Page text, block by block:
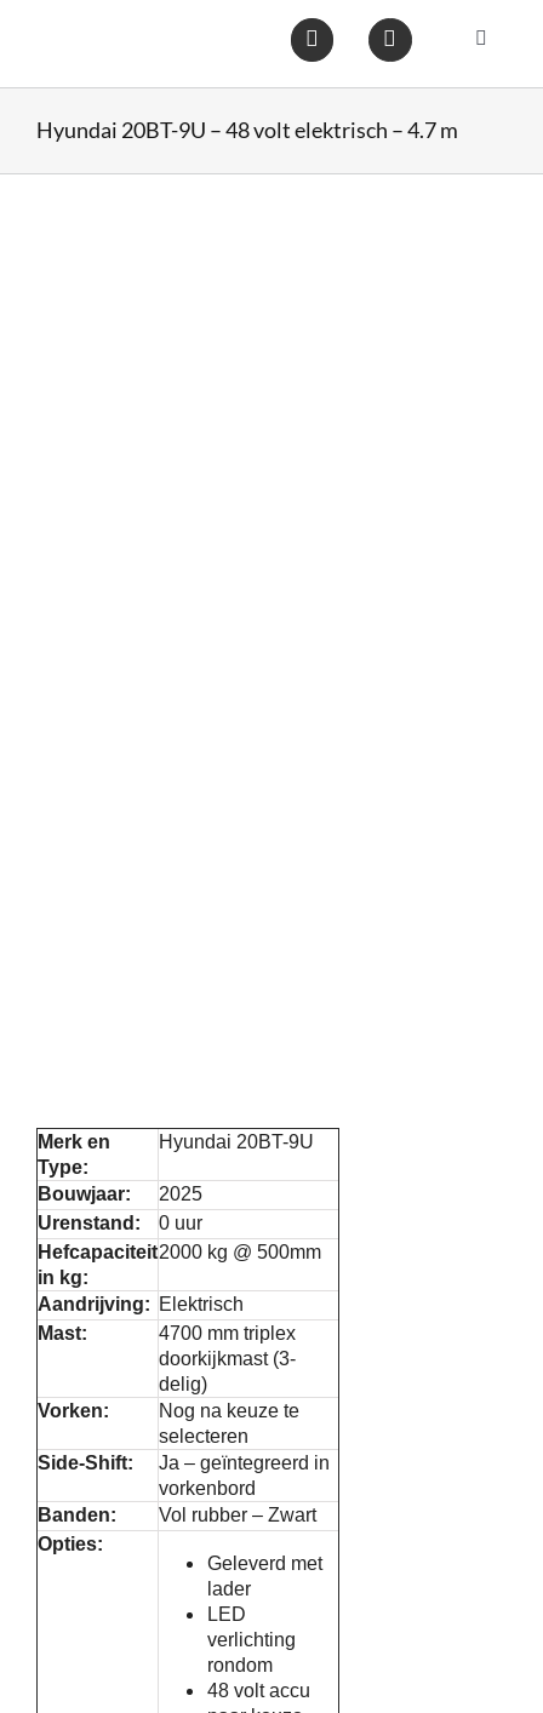
Toggle
Hyundai 20BT-9U – 48 volt elektrisch – 4.7 m
Merk en
Type:
Hyundai 20BT-9U
Bouwjaar:
2025
Urenstand:
0 uur
Hefcapaciteit
in kg:
2000 kg @ 500mm
Aandrijving: Elektrisch
Mast:
4700 mm triplex
doorkijkmast (3-
delig)
Vorken:
Nog na keuze te
selecteren
Side-Shift:
Ja – geïntegreerd in
vorkenbord
Banden:
Vol rubber – Zwart
Opties:
Geleverd met
lader
LED
verlichting
rondom
48 volt accu